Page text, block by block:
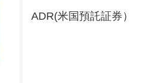
ADR(米国預託証券）